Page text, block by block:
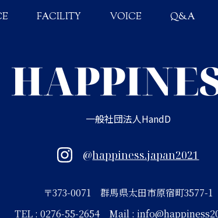
FACILITY VOICE Q&A
一般社団法人HandD
@happiness.japan2021
〒373-0071 群馬県太田市原宿町3577-1
TEL : 0276-55-2654
Mail :